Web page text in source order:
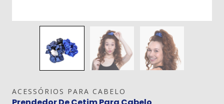
ACESSÓRIOS PARA CABELO